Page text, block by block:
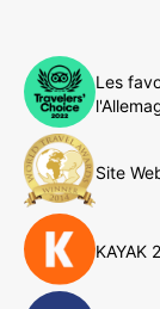
Les
Site
KAYAK